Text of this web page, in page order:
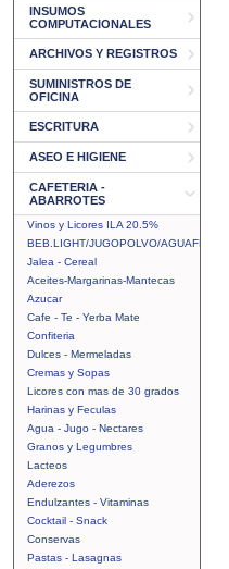
INSUMOS
COMPUTACIONALES
ARCHIVOS Y REGISTROS
SUMINISTROS DE
OFICINA
ESCRITURA
ASEO E HIGIENE
CAFETERIA -
ABARROTES
Vinos y Licores ILA 20.5%
BEB.LIGHT/JUGOPOLVO/AGUAFRUTAL
Jalea - Cereal
Aceites-Margarinas-Mantecas
Azucar
Cafe - Te - Yerba Mate
Confiteria
Dulces - Mermeladas
Cremas y Sopas
Licores con mas de 30 grados
Harinas y Feculas
Agua - Jugo - Nectares
Granos y Legumbres
Lacteos
Aderezos
Endulzantes - Vitaminas
Cocktail - Snack
Conservas
Pastas - Lasagnas